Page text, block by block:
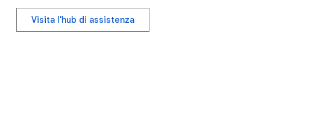
Visita l'hub di assistenza